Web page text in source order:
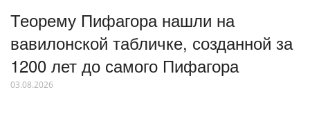
Теорему Пифагора нашли на
вавилонской табличке, созданной за
1200 лет до самого Пифагора
03.08.2026